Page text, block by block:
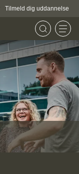
Tilmeld dig uddannelse